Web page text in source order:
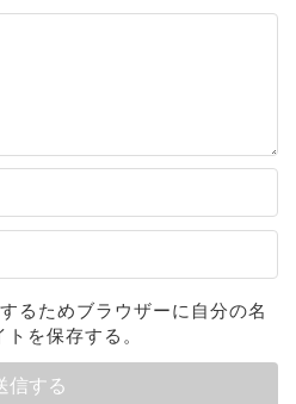
るためブラウザーに自分の名
を保存する。